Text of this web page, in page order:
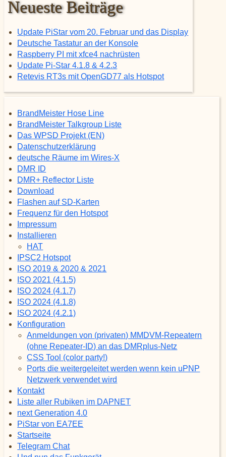
Neueste Beiträge
Update PiStar vom 20. Februar und das Display
Deutsche Tastatur an der Konsole
Raspberry PI mit xfce4 nachrüsten
Update Pi-Star 4.1.8 & 4.2.3
Retevis RT3s mit OpenGD77 als Hotspot
BrandMeister Hose Line
BrandMeister Talkgroup Liste
Das WPSD Projekt (EN)
Datenschutzerklärung
deutsche Räume im Wires-X
DMR ID
DMR+ Reflector Liste
Download
Flashen auf SD-Karten
Frequenz für den Hotspot
Impressum
Installieren
HAT
IPSC2 Hotspot
ISO 2019 & 2020 & 2021
ISO 2021 (4.1.5)
ISO 2024 (4.1.7)
ISO 2024 (4.1.8)
ISO 2024 (4.2.1)
Konfiguration
Anmeldungen von (privaten) MMDVM-Repeatern
(ohne Repeater-ID) an das DMRplus-Netz
CSS Tool (color party!)
Ports die weitergeleitet werden wenn kein uPNP
Netzwerk verwendet wird
Kontakt
Liste aller Rubiken im DAPNET
next Generation 4.0
PiStar von EA7EE
Startseite
Telegram Chat